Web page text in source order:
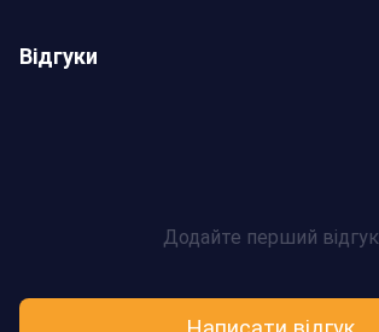
Відгуки
Додайте перший відгук